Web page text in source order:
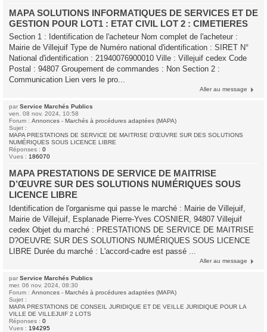
MAPA SOLUTIONS INFORMATIQUES DE SERVICES ET DE
GESTION POUR LOT1 : ETAT CIVIL LOT 2 : CIMETIERES
Section 1 : Identification de l'acheteur Nom complet de l'acheteur :
Mairie de Villejuif Type de Numéro national d'identification : SIRET N°
National d'identification : 21940076900010 Ville : Villejuif cedex Code
Postal : 94807 Groupement de commandes : Non Section 2 :
Communication Lien vers le pro...
Aller au message
par Service Marchés Publics
ven. 08 nov. 2024, 10:58
Forum : Annonces - Marchés à procédures adaptées (MAPA)
Sujet :
MAPA PRESTATIONS DE SERVICE DE MAITRISE D’ŒUVRE SUR DES SOLUTIONS
NUMÉRIQUES SOUS LICENCE LIBRE
Réponses : 0
Vues : 186070
MAPA PRESTATIONS DE SERVICE DE MAITRISE
D’ŒUVRE SUR DES SOLUTIONS NUMÉRIQUES SOUS
LICENCE LIBRE
Identification de l'organisme qui passe le marché : Mairie de Villejuif,
Mairie de Villejuif, Esplanade Pierre-Yves COSNIER, 94807 Villejuif
cedex Objet du marché : PRESTATIONS DE SERVICE DE MAITRISE
D?OEUVRE SUR DES SOLUTIONS NUMÉRIQUES SOUS LICENCE
LIBRE Durée du marché : L'accord-cadre est passé ...
Aller au message
par Service Marchés Publics
mer. 06 nov. 2024, 08:30
Forum : Annonces - Marchés à procédures adaptées (MAPA)
Sujet :
MAPA PRESTATIONS DE CONSEIL JURIDIQUE ET DE VEILLE JURIDIQUE POUR LA
VILLE DE VILLEJUIF 2 LOTS
Réponses : 0
Vues : 194295